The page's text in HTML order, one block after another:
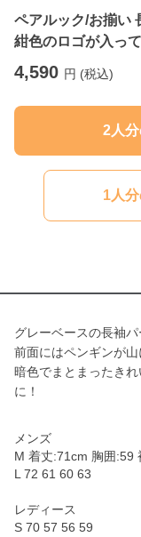
ペアルック/お揃い
紺色のロゴが入っ
4,590 円 (税込)
2人
1人
グレーベースの長袖パ
前面にはペンギンが山
暗色でまとまったき
に！
メンズ
M 着丈:71cm 胸囲:59
L 72 61 60 63
レディース
S 70 57 56 59